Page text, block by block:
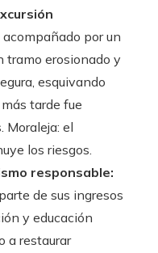
acompañado por un
tramo erosionado y
esquivando
tarde fue
Moraleja: el
los riesgos.
responsable:
de sus ingresos
y educación
a restaurar